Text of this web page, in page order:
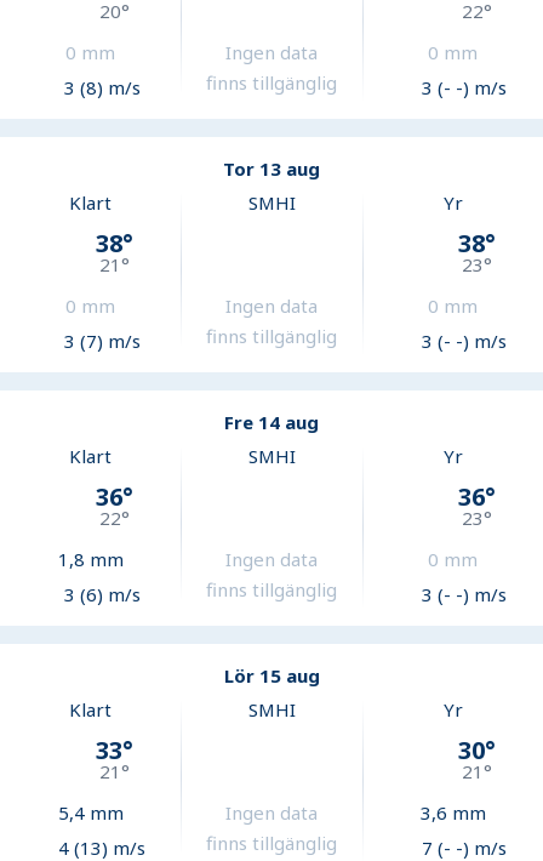
20°
0 mm
3 (8) m/s
Ingen data
finns tillgänglig
22°
0 mm
3 (- -) m/s
Tor 13 aug
Klart
38°
21°
0 mm
3 (7) m/s
SMHI
Ingen data
finns tillgänglig
Yr
38°
23°
0 mm
3 (- -) m/s
Fre 14 aug
Klart
36°
22°
1,8 mm
3 (6) m/s
SMHI
Ingen data
finns tillgänglig
Yr
36°
23°
0 mm
3 (- -) m/s
Lör 15 aug
Klart
33°
21°
5,4mm
4 (13) m/s
SMHI
Ingen data
finns tillgänglig
Yr
30°
21°
3,6 mm
7 (- -) m/s